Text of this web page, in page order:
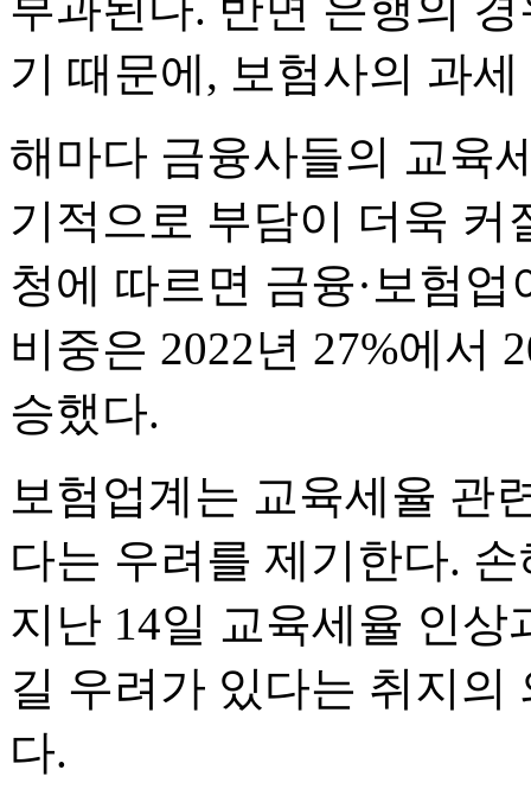
기 때문에, 보험사의 과
해마다 금융사들의 교육
기적으로 부담이 더욱 커
청에 따르면 금융·보험
비중은 2022년 27%에서
승했다.
보험업계는 교육세율 관
다는 우려를 제기한다.
지난 14일 교육세율 인
길 우려가 있다는 취지
다.